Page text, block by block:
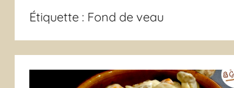
Étiquette : Fond de veau